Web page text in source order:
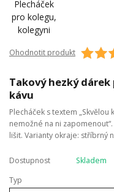
Ohodnotit produkt
Takový hezký
kávu
Plecháček s textem
nemožné na ni
lišit. Varianty okraje: stříbrný
Dostupnost
Skladem
Typ